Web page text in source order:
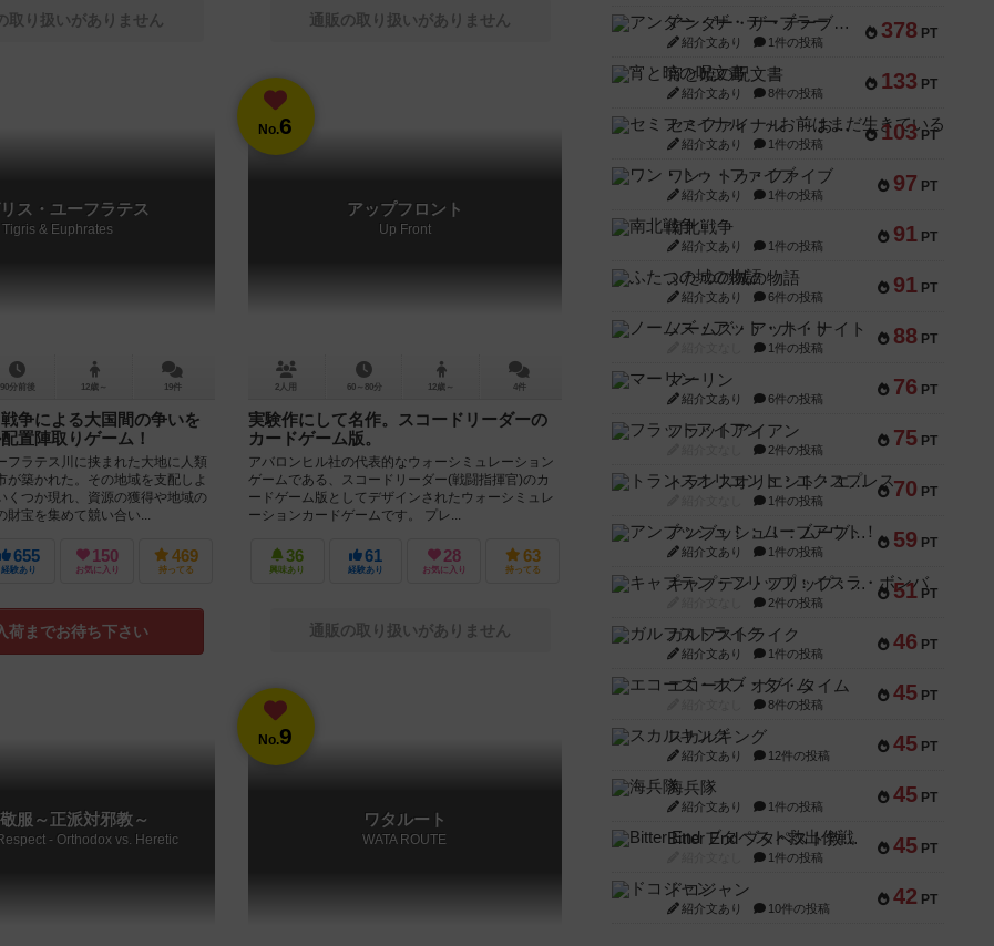
取り扱いがありません 通販の取り扱いがありません
ス・ユーフラテス
Tigris & Euphrates
90分前後 12歳～ 19件
争による大国間の争いを
置陣取りゲーム！
フラテス川に挟まれた大地に人類
が築かれた。その地域を支配しよ
くつか現れ、資源の獲得や地域の
財宝を集めて競い合い...
655
経験あり
150
お気に入り
469
持ってる
荷までお待ち下さい
No.6
アップフロント
Up Front
2人用 60～80分 12歳～ 4件
実験作にして名作。スコードリーダーの
カードゲーム版。
アバロンヒル社の代表的なウォーシミュレーション
ゲームである、スコードリーダー(戦闘指揮官)のカ
ードゲーム版としてデザインされたウォーシミュレ
ーションカードゲームです。 プレ...
36
興味あり
61
経験あり
28
お気に入り
63
持ってる
通販の取り扱いがありません
服～正派対邪教～
- Orthodox vs. Heretic
No.9
ワタルート
WATA ROUTE
378 PT
アンダー・ザ・テーブラー
紹介文あり 1件の投稿
133 PT
宵と暁の呪文書
紹介文あり 8件の投稿
103 PT
セミファイナル ～お前はまだ生きている～
紹介文あり 1件の投稿
97 PT
ワン・トゥ・ファイブ
紹介文あり 1件の投稿
91 PT
南北戦争
紹介文あり 1件の投稿
91 PT
ふたつの城の物語
紹介文あり 6件の投稿
88 PT
ノームズ・アット・ナイト
1件の投稿
76 PT
マーリン
紹介文あり 6件の投稿
75 PT
フラットアイアン
2件の投稿
70 PT
トランスオリエント・エクスプレス
1件の投稿
59 PT
アンブッシュ！：ムーブアウト！
紹介文あり 1件の投稿
51 PT
キャプテン・フリップ：イスラ・ボンバ
2件の投稿
46 PT
ガルフストライク
紹介文あり 1件の投稿
45 PT
エコーズ・オブ・タイム
8件の投稿
45 PT
スカルキング
紹介文あり 12件の投稿
45 PT
海兵隊
紹介文あり 1件の投稿
45 PT
Bitter End ブタペスト救出作戦
1件の投稿
42 PT
ドコジャン
紹介文あり 10件の投稿